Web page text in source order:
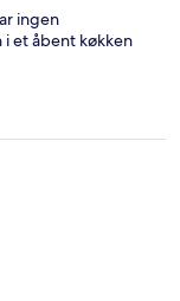
ingen
et åbent køkken